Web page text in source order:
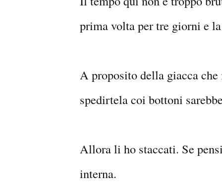
prima volta per tre giorni e
A proposito della giacca
spedirtela coi bottoni
Allora li ho staccati. Se
interna.